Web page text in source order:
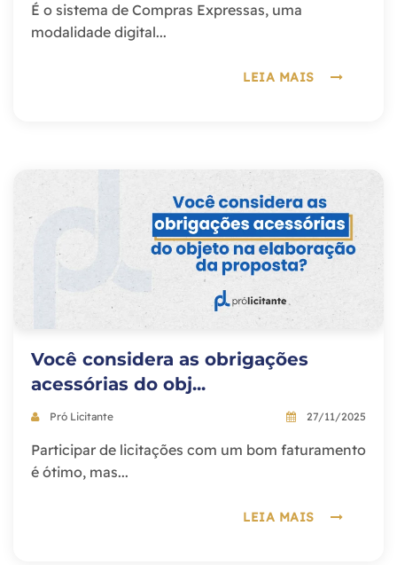
É o sistema de Compras Expressas, uma
modalidade digital...
LEIA MAIS
Você considera as obrigações
acessórias do obj...
Pró Licitante 27/11/2025
Participar de licitações com um bom faturamento
é ótimo, mas...
LEIA MAIS